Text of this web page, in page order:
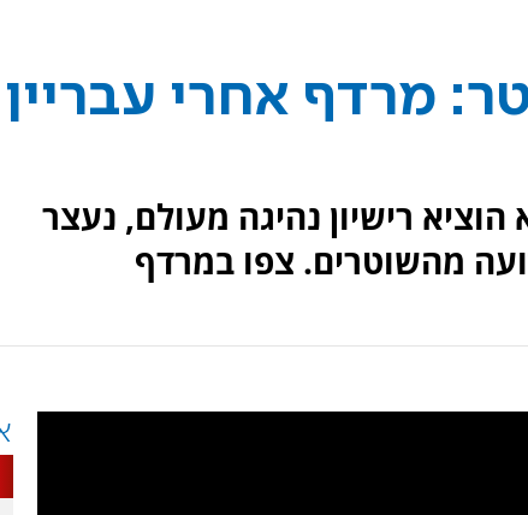
מרדף אחרי עבריין
רישיון נהיגה מעולם, נעצר
מהשוטרים. צפו במרדף